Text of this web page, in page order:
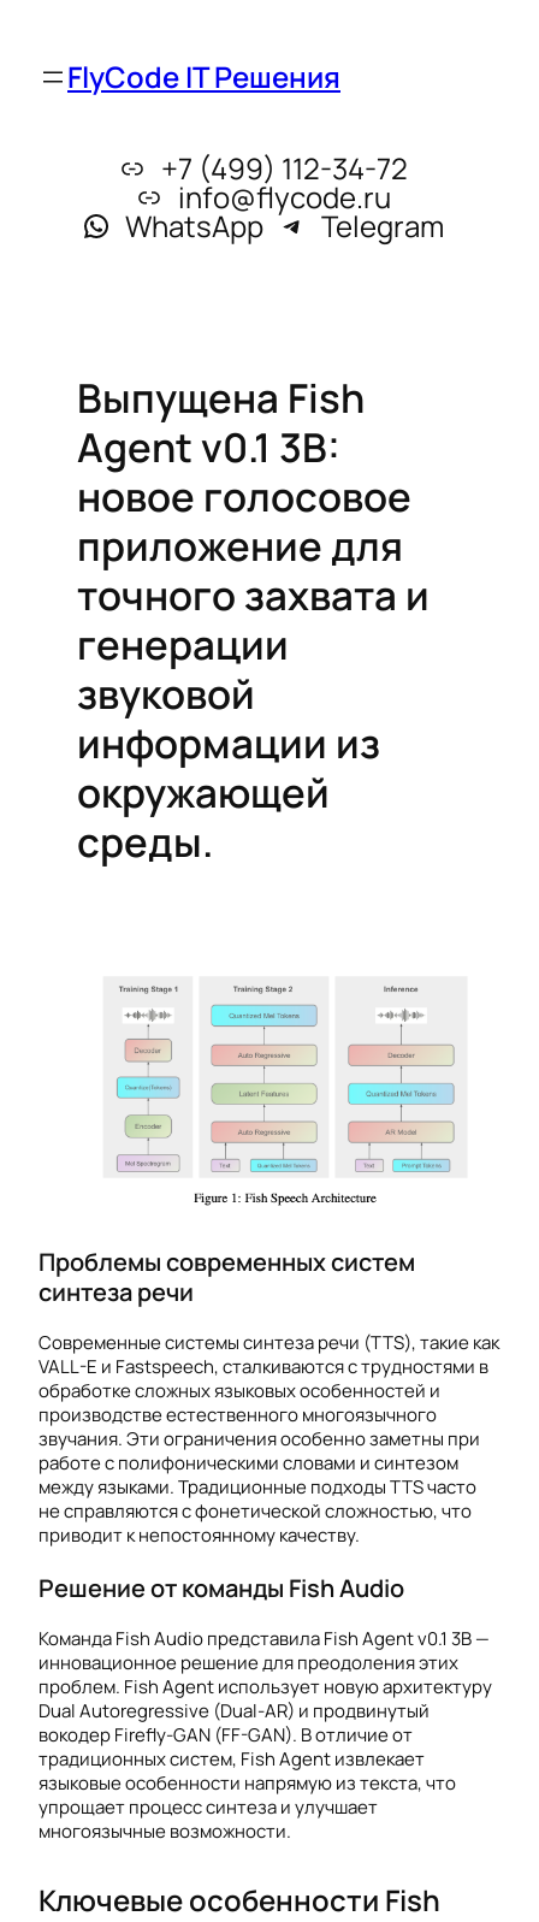
FlyCode IT Решения
+7 (499) 112-34-72
info@flycode.ru
WhatsApp Telegram
Выпущена Fish
Agent v0.1 3B:
новое голосовое
приложение для
точного захвата и
генерации
звуковой
информации из
окружающей
среды.
Проблемы современных систем
синтеза речи
Современные системы синтеза речи (TTS), такие как
VALL-E и Fastspeech, сталкиваются с трудностями в
обработке сложных языковых особенностей и
производстве естественного многоязычного
звучания. Эти ограничения особенно заметны при
работе с полифоническими словами и синтезом
между языками. Традиционные подходы TTS часто
не справляются с фонетической сложностью, что
приводит к непостоянному качеству.
Решение от команды Fish Audio
Команда Fish Audio представила Fish Agent v0.1 3B —
инновационное решение для преодоления этих
проблем. Fish Agent использует новую архитектуру
Dual Autoregressive (Dual-AR) и продвинутый
вокодер Firefly-GAN (FF-GAN). В отличие от
традиционных систем, Fish Agent извлекает
языковые особенности напрямую из текста, что
упрощает процесс синтеза и улучшает
многоязычные возможности.
Ключевые особенности Fish